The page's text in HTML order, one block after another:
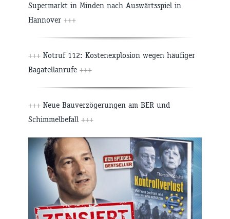
Supermarkt in Minden nach Auswärtsspiel in
Hannover +++
+++ Notruf 112: Kostenexplosion wegen häufiger
Bagatellanrufe +++
+++ Neue Bauverzögerungen am BER und
Schimmelbefall +++